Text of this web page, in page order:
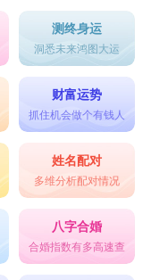
测终身运
洞悉未来鸿图大运
财富运势
抓住机会做个有钱人
姓名配对
多维分析配对情况
八字合婚
合婚指数有多高速查